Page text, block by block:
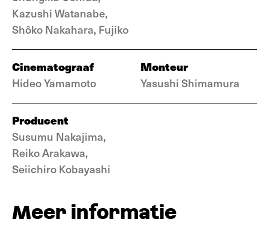
Kazushi Watanabe,
Shôko Nakahara, Fujiko
Cinematograaf
Hideo Yamamoto
Monteur
Yasushi Shimamura
Producent
Susumu Nakajima,
Reiko Arakawa,
Seiichiro Kobayashi
Meer informatie